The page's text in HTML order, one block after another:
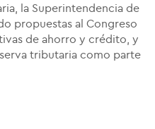
la Superintendencia de
propuestas al Congreso
de ahorro y crédito, y
tributaria como parte